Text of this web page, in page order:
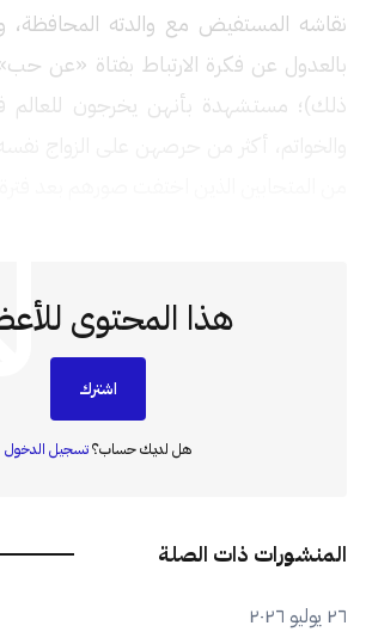
نقاشه المستفيض مع والدته المحافظة،
بالعدول عن فكرة الارتباط بفتاة «عن
ذلك)؛ مستشهدة بأنهن يخرجون للعالم
هذا المحتوى
اشترك
هل لديك حساب؟تسجيل الدخول
المنشورات ذات الصلة
٢٦ يوليو ٢٠٢٦